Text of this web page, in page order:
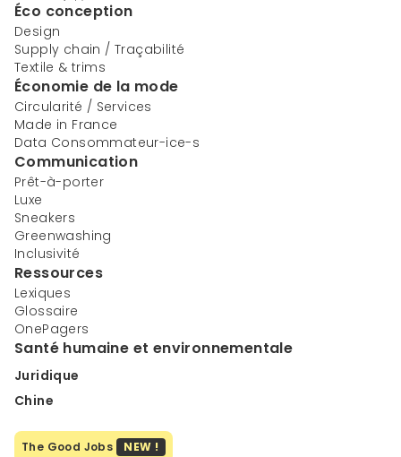
Éco conception
Design
Supply chain / Traçabilité
Textile & trims
Économie de la mode
Circularité / Services
Made in France
Data Consommateur-ice-s
Communication
Prêt-à-porter
Luxe
Sneakers
Greenwashing
Inclusivité
Ressources
Lexiques
Glossaire
OnePagers
Santé humaine et environnementale
Juridique
Chine
The Good Jobs NEW !